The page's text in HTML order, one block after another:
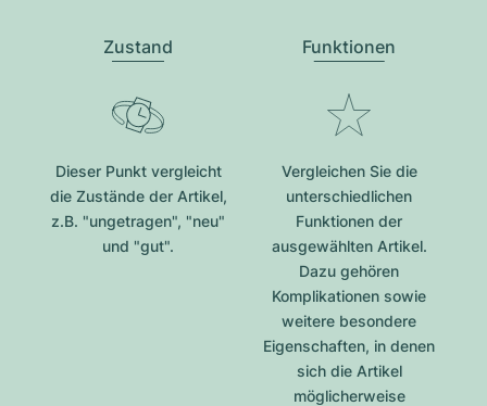
Zustand
Dieser Punkt vergleicht
die Zustände der Artikel,
z.B. "ungetragen", "neu"
und "gut".
Funktionen
Vergleichen Sie die
unterschiedlichen
Funktionen der
ausgewählten Artikel.
Dazu gehören
Komplikationen sowie
weitere besondere
Eigenschaften, in denen
sich die Artikel
möglicherweise